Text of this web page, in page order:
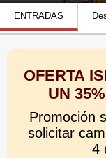
ENTRADAS
OFERTA
UN
Promoción
solicitar
4